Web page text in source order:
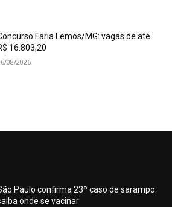
Faria Lemos/MG: vagas de até
16.803,20
08/2026
Paulo confirma 23º caso de sarampo:
onde se vacinar